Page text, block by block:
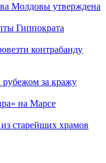
Молдовы утверждена
Гиппократа
контрабанду
за кражу
на Марсе
старейших храмов